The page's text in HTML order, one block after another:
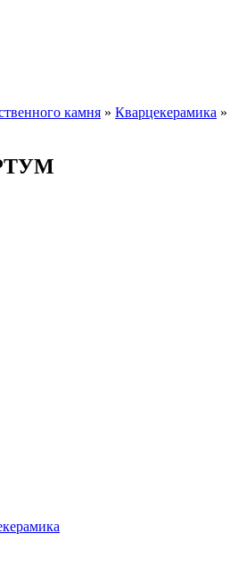
камня » Кварцекерамика »